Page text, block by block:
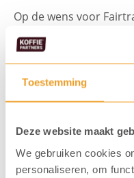
Toestemming
Deze website maakt
We gebruiken cookies
personaliseren, om
Op de wens voor
inspelen met onze
Cento% Nero. Deze
danken aan de
koffiebonen. De
biologisch
elke verkochte doos
de Made Blue